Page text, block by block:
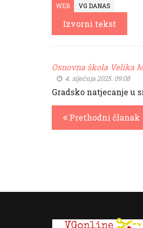
WEB VG DANAS
Izvorni tekst
Osnovna škola Velika
4. siječnja 2025. 09:08
Gradsko natjecanje u
Prethodni članak